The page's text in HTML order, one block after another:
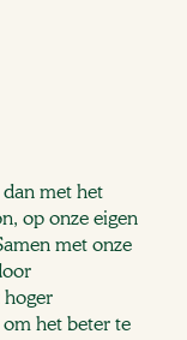
met het
op onze eigen
met onze
het beter te